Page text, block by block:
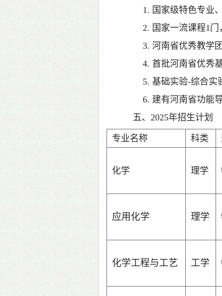
1. 国家级特色专业
2. 国家一流课程1
3. 河南省优秀教学
4. 首批河南省优秀
5. 基础实验-综合实
6. 建有河南省功能
五、2025年招生计划
专业名称 科类
化学 理学
应用化学 理学
化学工程与工艺 工学